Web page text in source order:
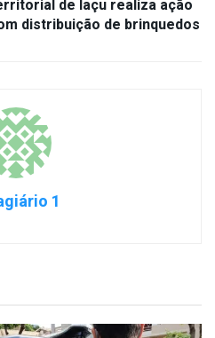
de Iaçu realiza ação
distribuição de brinquedos
1